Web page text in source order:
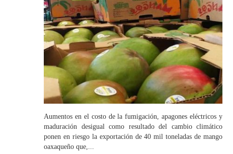
Aumentos en el costo de la fumigación, apagones eléctricos y
maduración desigual como resultado del cambio climático
ponen en riesgo la exportación de 40 mil toneladas de mango
oaxaqueño que,...